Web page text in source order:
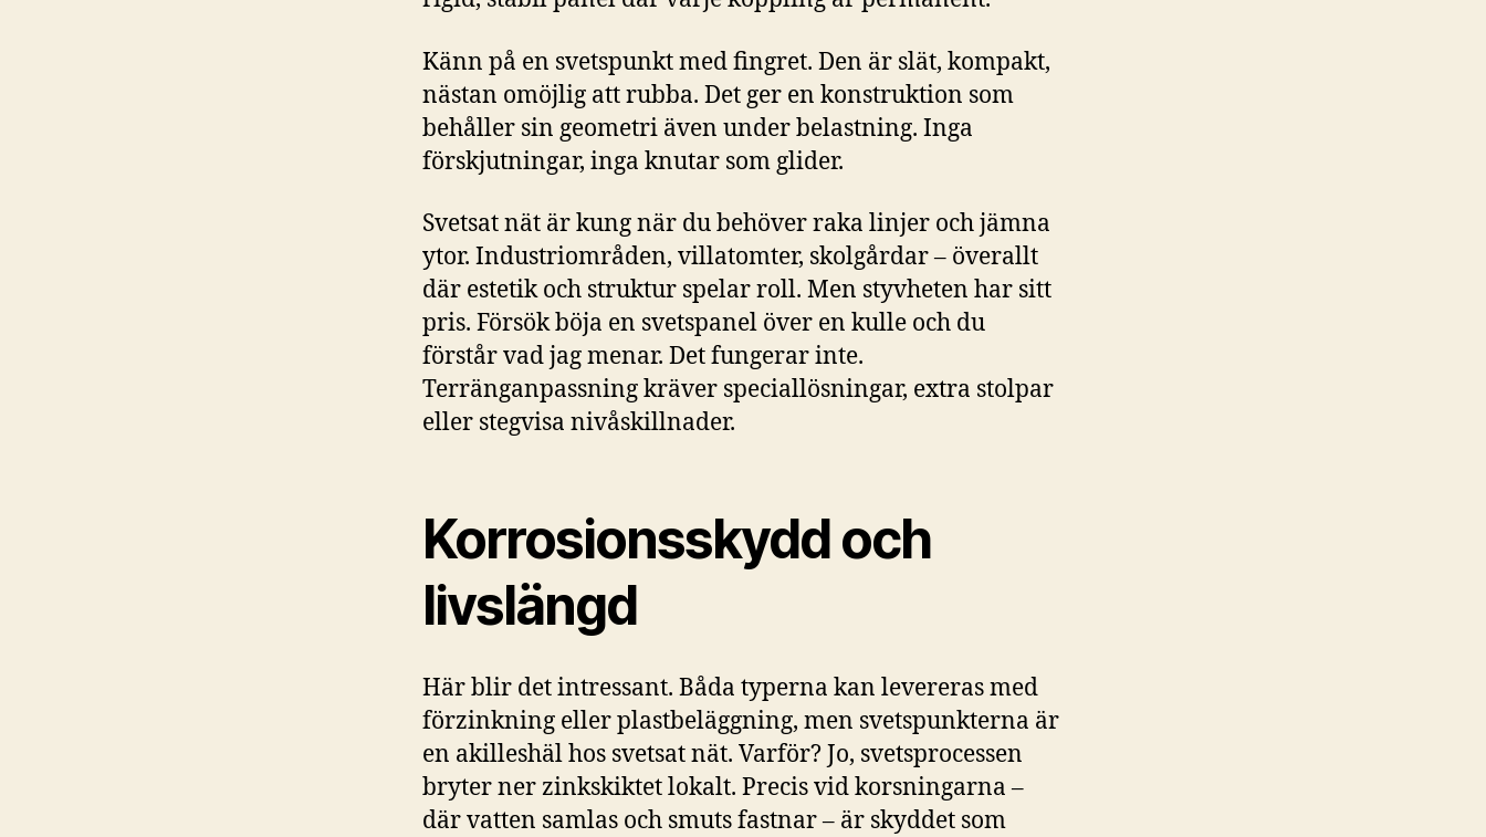
Känn på en svetspunkt med fingret. Den är slät, kompakt,
nästan omöjlig att rubba. Det ger en konstruktion som
behåller sin geometri även under belastning. Inga
förskjutningar, inga knutar som glider.
Svetsat nät är kung när du behöver raka linjer och jämna
ytor. Industriområden, villatomter, skolgårdar – överallt
där estetik och struktur spelar roll. Men styvheten har sitt
pris. Försök böja en svetspanel över en kulle och du
förstår vad jag menar. Det fungerar inte.
Terränganpassning kräver speciallösningar, extra stolpar
eller stegvisa nivåskillnader.
Korrosionsskydd och
livslängd
Här blir det intressant. Båda typerna kan levereras med
förzinkning eller plastbeläggning, men svetspunkterna är
en akilleshäl hos svetsat nät. Varför? Jo, svetsprocessen
bryter ner zinkskiktet lokalt. Precis vid korsningarna –
där vatten samlas och smuts fastnar – är skyddet som